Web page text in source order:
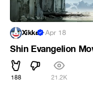
Xikka ·Apr 18
Shin Evangelion
188 21.2K